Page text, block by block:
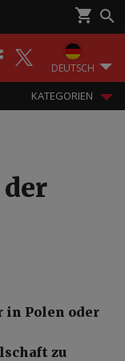
DEUTSCH
KATEGORIEN
in Polen oder
zu